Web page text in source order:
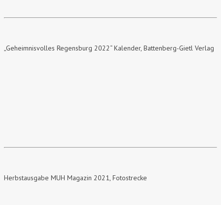
„Geheimnisvolles Regensburg 2022“ Kalender, Battenberg-Gietl Verlag
Herbstausgabe MUH Magazin 2021, Fotostrecke